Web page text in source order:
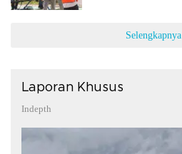
Selengkapnya
Laporan Khusus
Indepth